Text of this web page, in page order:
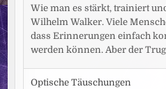
Wie man es stärkt, trainiert
Wilhelm Walker. Viele
dass Erinnerungen einfach
werden können. Aber der
Optische Täuschungen